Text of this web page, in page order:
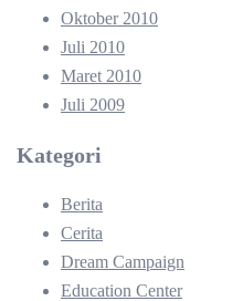
Oktober 2010
Juli 2010
Maret 2010
Juli 2009
Kategori
Berita
Cerita
Dream Campaign
Education Center